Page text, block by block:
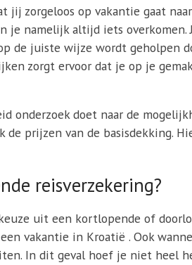
zorgeloos op vakantie gaat
namelijk altijd iets
de juiste wijze wordt geholpen
zorgt ervoor dat je op je
onderzoek doet naar de
de prijzen van de basisdekking.
reisverzekering?
uit een kortlopende of
vakantie in Kroatië . Ook
In dit geval hoef je niet heel